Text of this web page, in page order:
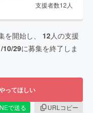
支援者数12人
を開始し、 12人の支援
10/29に募集を終了しま
ってほしい
で送る
URLコピー